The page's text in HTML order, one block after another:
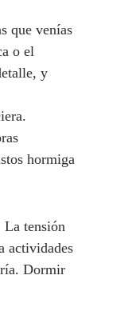
que venías
o el
y
hormiga
tensión
actividades
Dormir